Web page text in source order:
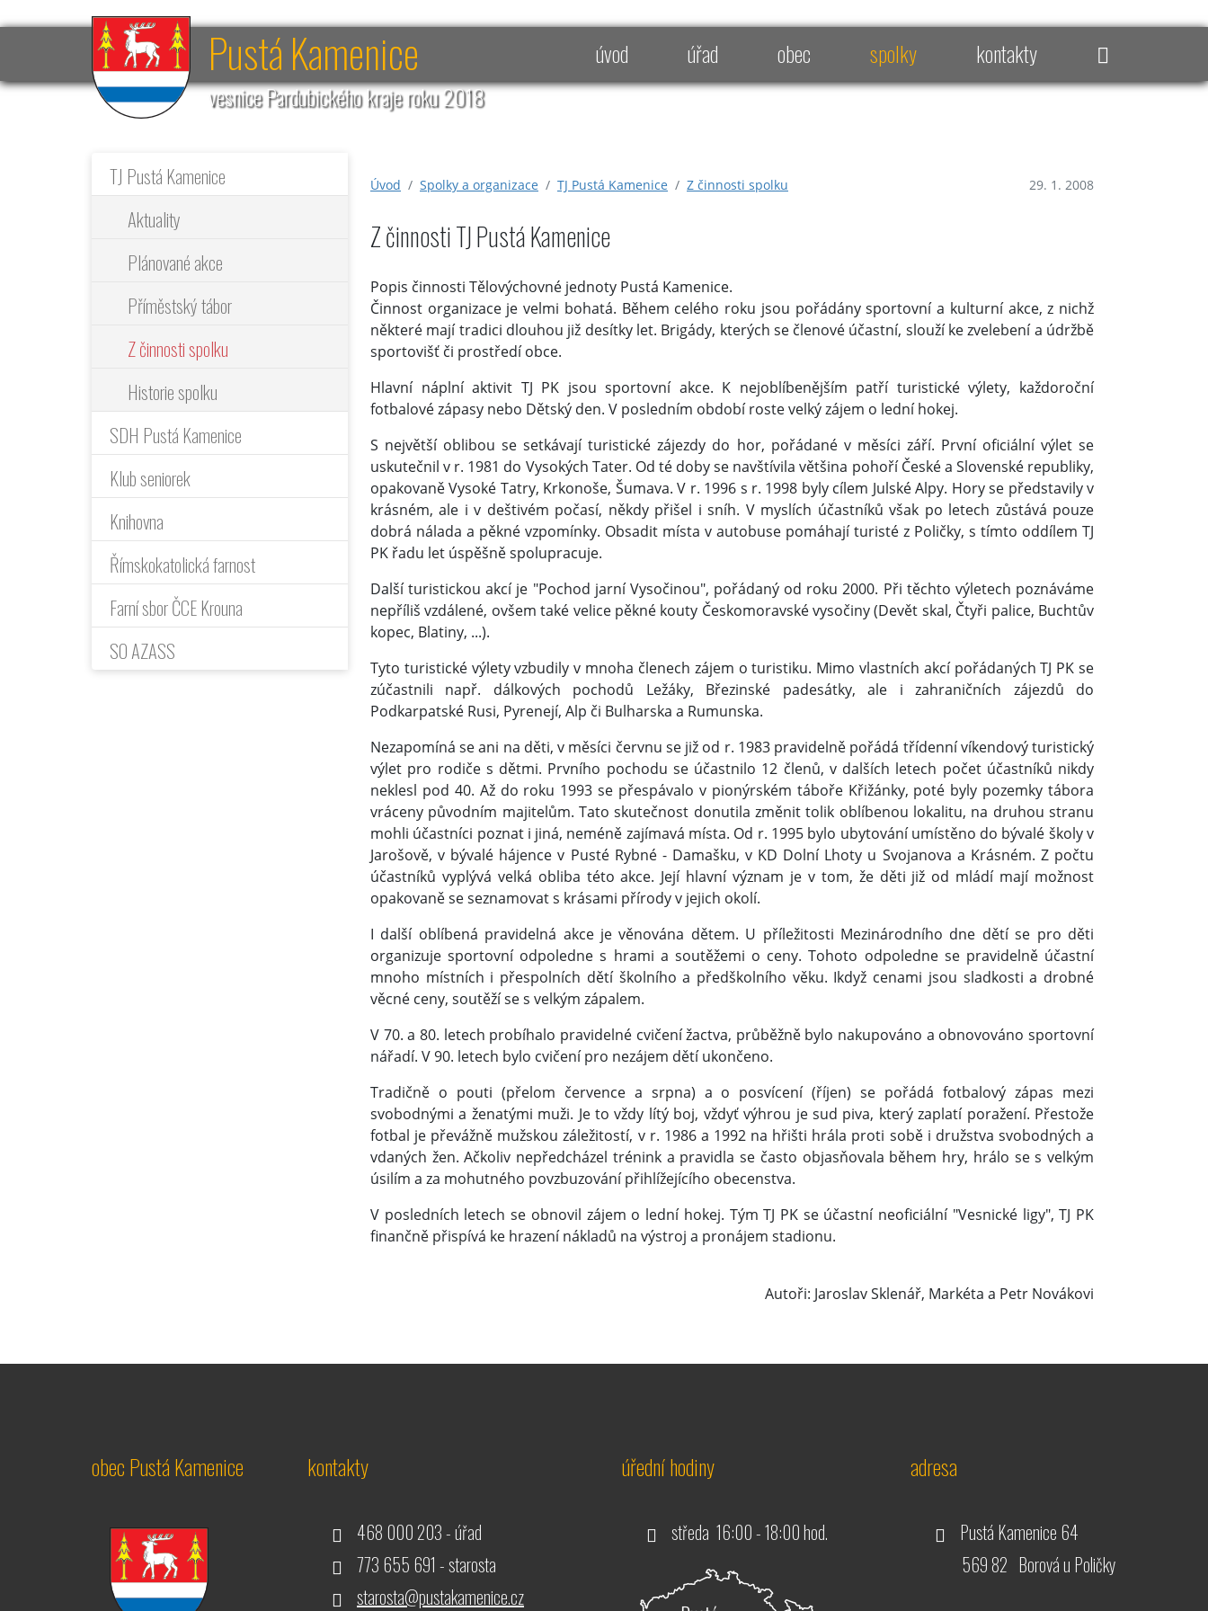
Pustá Kamenice
vesnice Pardubického kraje roku 2018
úvod úřad obec spolky kontakty
TJ Pustá Kamenice
Aktuality
Plánované akce
Příměstský tábor
Z činnosti spolku
Historie spolku
SDH Pustá Kamenice
Klub seniorek
Knihovna
Římskokatolická farnost
Farní sbor ČCE Krouna
SO AZASS
Úvod Spolky a organizace TJ Pustá Kamenice Z činnosti spolku 29. 1. 2008
Z činnosti TJ Pustá Kamenice
Popis činnosti Tělovýchovné jednoty Pustá Kamenice.
Činnost organizace je velmi bohatá. Během celého roku jsou pořádány sportovní a kulturní akce, z nichž
některé mají tradici dlouhou již desítky let. Brigády, kterých se členové účastní, slouží ke zvelebení a údržbě
sportovišť či prostředí obce.
Hlavní náplní aktivit TJ PK jsou sportovní akce. K nejoblíbenějším patří turistické výlety, každoroční
fotbalové zápasy nebo Dětský den. V posledním období roste velký zájem o lední hokej.
S největší oblibou se setkávají turistické zájezdy do hor, pořádané v měsíci září. První oficiální výlet se
uskutečnil v r. 1981 do Vysokých Tater. Od té doby se navštívila většina pohoří České a Slovenské republiky,
opakovaně Vysoké Tatry, Krkonoše, Šumava. V r. 1996 s r. 1998 byly cílem Julské Alpy. Hory se představily v
krásném, ale i v deštivém počasí, někdy přišel i sníh. V myslích účastníků však po letech zůstává pouze
dobrá nálada a pěkné vzpomínky. Obsadit místa v autobuse pomáhají turisté z Poličky, s tímto oddílem TJ
PK řadu let úspěšně spolupracuje.
Další turistickou akcí je "Pochod jarní Vysočinou", pořádaný od roku 2000. Při těchto výletech poznáváme
nepříliš vzdálené, ovšem také velice pěkné kouty Českomoravské vysočiny (Devět skal, Čtyři palice, Buchtův
kopec, Blatiny, ...).
Tyto turistické výlety vzbudily v mnoha členech zájem o turistiku. Mimo vlastních akcí pořádaných TJ PK se
zúčastnili např. dálkových pochodů Ležáky, Březinské padesátky, ale i zahraničních zájezdů do
Podkarpatské Rusi, Pyrenejí, Alp či Bulharska a Rumunska.
Nezapomíná se ani na děti, v měsíci červnu se již od r. 1983 pravidelně pořádá třídenní víkendový turistický
výlet pro rodiče s dětmi. Prvního pochodu se účastnilo 12 členů, v dalších letech počet účastníků nikdy
neklesl pod 40. Až do roku 1993 se přespávalo v pionýrském táboře Křižánky, poté byly pozemky tábora
vráceny původním majitelům. Tato skutečnost donutila změnit tolik oblíbenou lokalitu, na druhou stranu
mohli účastníci poznat i jiná, neméně zajímavá místa. Od r. 1995 bylo ubytování umístěno do bývalé školy v
Jarošově, v bývalé hájence v Pusté Rybné - Damašku, v KD Dolní Lhoty u Svojanova a Krásném. Z počtu
účastníků vyplývá velká obliba této akce. Její hlavní význam je v tom, že děti již od mládí mají možnost
opakovaně se seznamovat s krásami přírody v jejich okolí.
I další oblíbená pravidelná akce je věnována dětem. U příležitosti Mezinárodního dne dětí se pro děti
organizuje sportovní odpoledne s hrami a soutěžemi o ceny. Tohoto odpoledne se pravidelně účastní
mnoho místních i přespolních dětí školního a předškolního věku. Ikdyž cenami jsou sladkosti a drobné
věcné ceny, soutěží se s velkým zápalem.
V 70. a 80. letech probíhalo pravidelné cvičení žactva, průběžně bylo nakupováno a obnovováno sportovní
nářadí. V 90. letech bylo cvičení pro nezájem dětí ukončeno.
Tradičně o pouti (přelom července a srpna) a o posvícení (říjen) se pořádá fotbalový zápas mezi
svobodnými a ženatými muži. Je to vždy lítý boj, vždyť výhrou je sud piva, který zaplatí poražení. Přestože
fotbal je převážně mužskou záležitostí, v r. 1986 a 1992 na hřišti hrála proti sobě i družstva svobodných a
vdaných žen. Ačkoliv nepředcházel trénink a pravidla se často objasňovala během hry, hrálo se s velkým
úsilím a za mohutného povzbuzování přihlížejícího obecenstva.
V posledních letech se obnovil zájem o lední hokej. Tým TJ PK se účastní neoficiální "Vesnické ligy", TJ PK
finančně přispívá ke hrazení nákladů na výstroj a pronájem stadionu.
Autoři: Jaroslav Sklenář, Markéta a Petr Novákovi
obec Pustá Kamenice kontakty
468 000 203 - úřad
773 655 691 - starosta
starosta@pustakamenice.cz
úřední hodiny
středa 16:00 - 18:00 hod.
adresa
Pustá Kamenice 64
569 82 Borová u Poličky